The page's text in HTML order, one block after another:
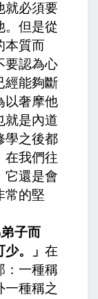
就必須要
。但是從
本質而
要認為心
經能夠斷
以奢摩他
就是內道
學之後都
在我們往
它還是會
常的堅
子而
少。」在
：一種稱
一種稱之